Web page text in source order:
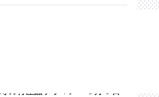
の特産品ソラマメ ６月６日